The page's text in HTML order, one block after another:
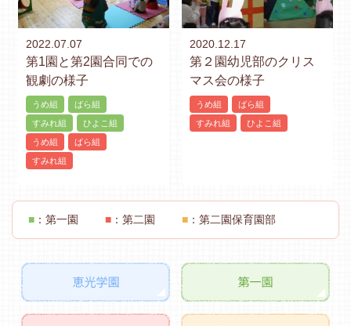
2022.07.07
第1園と第2園合同での
観劇の様子
うめ組
ばら組
すみれ組
ひよこ組
うめ組
ばら組
すみれ組
2020.12.17
第２園幼児部のクリス
マス会の様子
うめ組
ばら組
すみれ組
ひよこ組
■ ：第一園 ■ ：第二園 ■ ：第二園保育園部